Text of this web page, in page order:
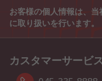
お客様の個人情報は、当
に取り扱いを行います。
カスタマーサービス